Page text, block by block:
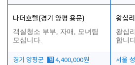
나더호텔(경기 양평 용문)
객실청소 부부, 자매, 모녀팀
모십니다.
경기 양평군 월 4,400,000원
왕십
왕십
합니
서울